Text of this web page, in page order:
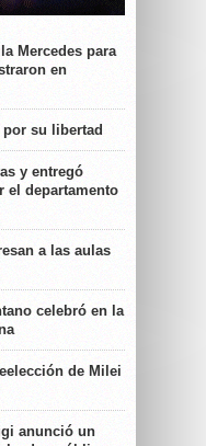
Mercedes para
en
por su libertad
y entregó
el departamento
a las aulas
celebró en la
de Milei
anunció un